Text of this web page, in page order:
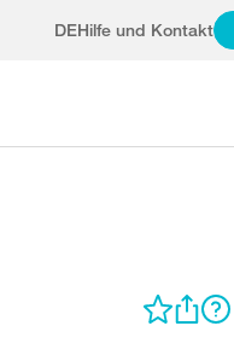
DEHilfe und Kontakt